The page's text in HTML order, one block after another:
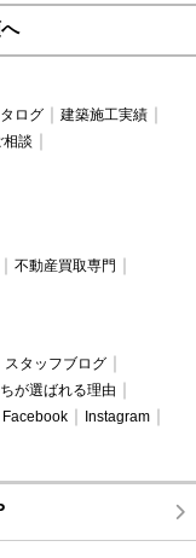
ログ
建築施工実績
談
不動産買取専門
スタッフブログ
が選ばれる理由
Facebook
Instagram